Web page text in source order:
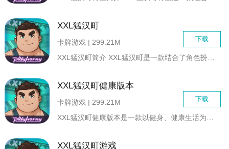
XXL猛汉町
下载
卡牌游戏 | 299.21M
XXL猛汉町健康版本
下载
卡牌游戏 | 299.21M
XXL猛汉町游戏